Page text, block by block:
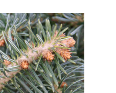
variantes.
Las
opciones
se
pueden
elegir
en